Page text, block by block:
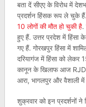
बता दें सीएए के विरोध में
प्रदर्शन हिंसक रूप ले चुके हैं.
10 लोगों की मौत हो चुकी है.
हुए हैं. उत्तर प्रदेश में हिंसा
गए हैं. गोरखपुर हिंसा में
दरियागंज में हिंसा को लेकर
कानून के खिलाफ आज RJD ने
आरा, भागलपुर और वैशाली में
शुक्रवार को इन प्रदर्शनों